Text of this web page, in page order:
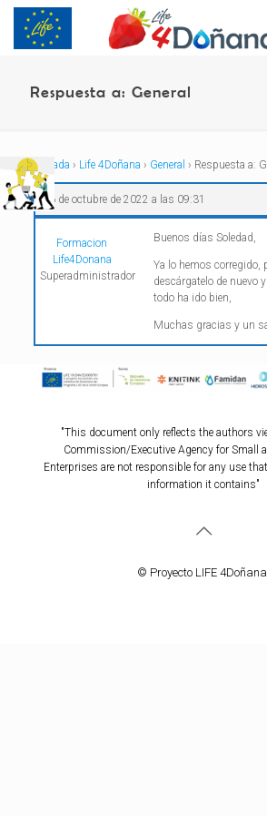
Respuesta a: General
Portada › Life 4Doñana › General › Respuesta a:
26 de octubre de 2022 a las 09:31
Formacion
Life4Donana
Superadministrador
Buenos días Soledad,
Ya lo hemos corregido,
descárgatelo de nuevo
todo ha ido bien,
Muchas gracias y un
"This document only reflects the authors
Commission/Executive Agency for Small
Enterprises are not responsible for any use
information it contains"
© Proyecto LIFE